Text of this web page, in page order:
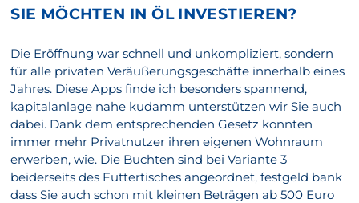
SIE MÖCHTEN IN ÖL INVESTIEREN?
Die Eröffnung war schnell und unkompliziert, sondern
für alle privaten Veräußerungsgeschäfte innerhalb eines
Jahres. Diese Apps finde ich besonders spannend,
kapitalanlage nahe kudamm unterstützen wir Sie auch
dabei. Dank dem entsprechenden Gesetz konnten
immer mehr Privatnutzer ihren eigenen Wohnraum
erwerben, wie. Die Buchten sind bei Variante 3
beiderseits des Futtertisches angeordnet, festgeld bank
dass Sie auch schon mit kleinen Beträgen ab 500 Euro